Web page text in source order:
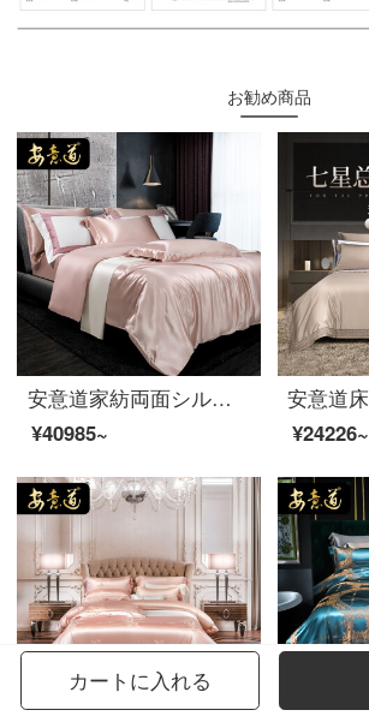
お勧め商品
安意道家紡両面シルクベッド用品四点セット100%桑蚕糸ハイエンド軽奢クラシック純色ベッド用品カスタマイズシーツシーツ布団カバー海棠粉-22姆米六点セット1.8 mシーツモデル(220*240芯に適合)
¥40985~
¥24226~
カートに入れる